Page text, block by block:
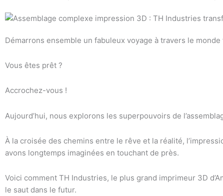
Démarrons ensemble un fabuleux voyage à travers le
Vous êtes prêt ?
Accrochez-vous !
Aujourd’hui, nous explorons les superpouvoirs de
À la croisée des chemins entre le rêve et la réalité,
avons longtemps imaginées en touchant de près.
Voici comment TH Industries, le plus grand imprimeur 3D
le saut dans le futur.